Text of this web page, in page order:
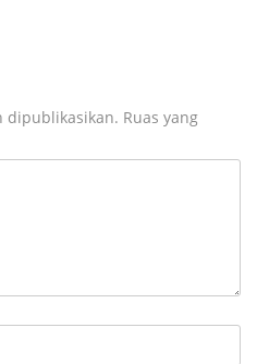
dipublikasikan. Ruas yang